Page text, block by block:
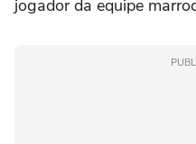
jogador da equipe